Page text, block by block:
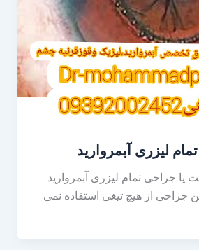
لیزری آبمروارید
یا جراحی تمام لیزری آبمروارید
جراحی از هیچ تیغی استفاده نمی